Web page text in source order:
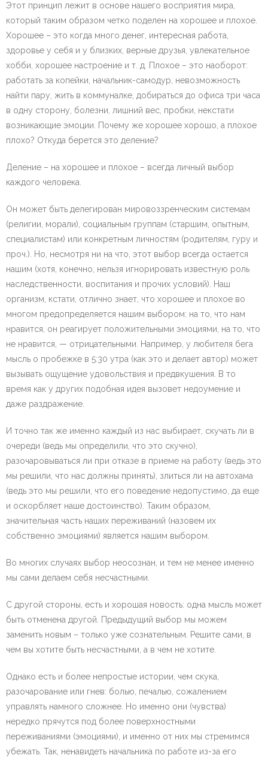
Этот принцип лежит в основе нашего восприятия мира,
который таким образом четко поделен на хорошее и плохое.
Хорошее – это когда много денег, интересная работа,
здоровье у себя и у близких, верные друзья, увлекательное
хобби, хорошее настроение и т. д. Плохое – это наоборот:
работать за копейки, начальник-самодур, невозможность
найти пару, жить в коммуналке, добираться до офиса три часа
в одну сторону, болезни, лишний вес, пробки, некстати
возникающие эмоции. Почему же хорошее хорошо, а плохое
плохо? Откуда берется это деление?
Деление – на хорошее и плохое – всегда личный выбор
каждого человека.
Он может быть делегирован мировоззренческим системам
(религии, морали), социальным группам (старшим, опытным,
специалистам) или конкретным личностям (родителям, гуру и
проч.). Но, несмотря ни на что, этот выбор всегда остается
нашим (хотя, конечно, нельзя игнорировать известную роль
наследственности, воспитания и прочих условий). Наш
организм, кстати, отлично знает, что хорошее и плохое во
многом предопределяется нашим выбором: на то, что нам
нравится, он реагирует положительными эмоциями, на то, что
не нравится, — отрицательными. Например, у любителя бега
мысль о пробежке в 5:30 утра (как это и делает автор) может
вызывать ощущение удовольствия и предвкушения. В то
время как у других подобная идея вызовет недоумение и
даже раздражение.
И точно так же именно каждый из нас выбирает, скучать ли в
очереди (ведь мы определили, что это скучно),
разочаровываться ли при отказе в приеме на работу (ведь это
мы решили, что нас должны принять), злиться ли на автохама
(ведь это мы решили, что его поведение недопустимо, да еще
и оскорбляет наше достоинство). Таким образом,
значительная часть наших переживаний (назовем их
собственно эмоциями) является нашим выбором.
Во многих случаях выбор неосознан, и тем не менее именно
мы сами делаем себя несчастными.
С другой стороны, есть и хорошая новость: одна мысль может
быть отменена другой. Предыдущий выбор мы можем
заменить новым – только уже сознательным. Решите сами, в
чем вы хотите быть несчастными, а в чем не хотите.
Однако есть и более непростые истории, чем скука,
разочарование или гнев: болью, печалью, сожалением
управлять намного сложнее. Но именно они (чувства)
нередко прячутся под более поверхностными
переживаниями (эмоциями), и именно от них мы стремимся
убежать. Так, ненавидеть начальника по работе из-за его